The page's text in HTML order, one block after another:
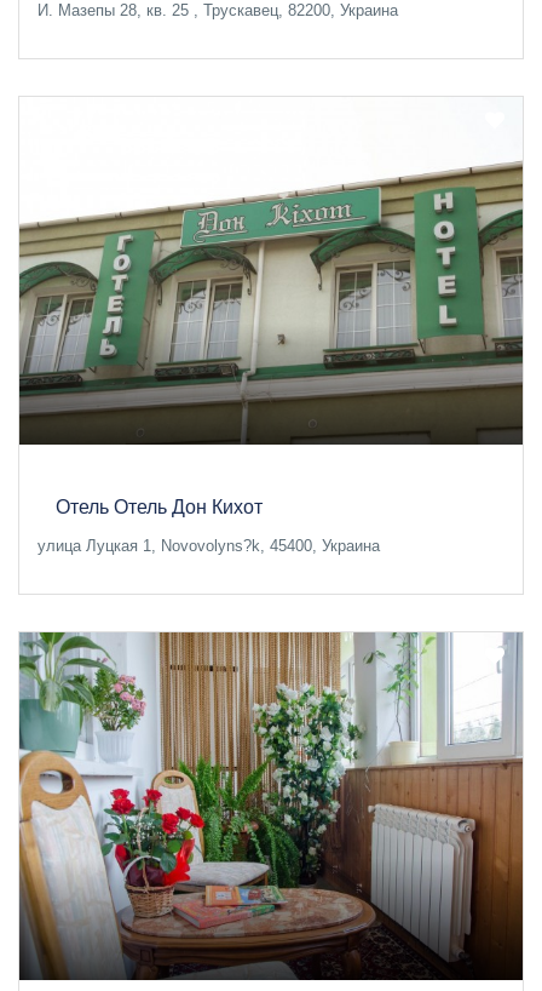
И. Мазепы 28, кв. 25 , Трускавец, 82200, Украина
Отель Отель Дон Кихот
улица Луцкая 1, Novovolyns?k, 45400, Украина